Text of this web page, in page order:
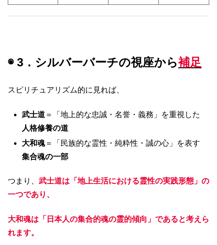
◉ 3．シルバーバーチの視座から補足
スピリチュアリズム的に見れば、
武士道 ＝「地上的な忠誠・名誉・義務」を重視した
人格修養の道
大和魂＝「民族的な霊性・純粋性・誠の心」を表す
集合魂の一部
つまり、 武士道は「地上生活における霊性の実践形態」の
一つであり、
大和魂は「日本人の集合的魂の霊的傾向」であると考えら
れます。